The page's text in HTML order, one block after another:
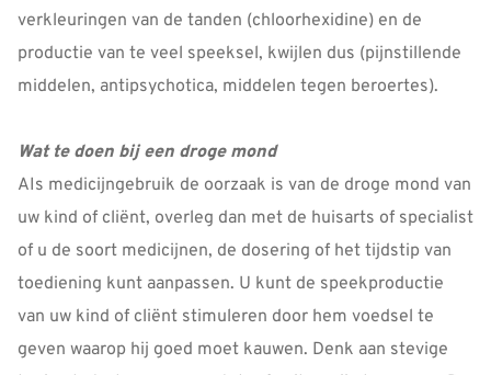
verkleuringen van de tanden (chloorhexidine) en de
productie van te veel speeksel, kwijlen dus (pijnstillende
middelen, antipsychotica, middelen tegen beroertes).
Wat te doen bij een droge mond
AIs medicijngebruik de oorzaak is van de droge mond van
uw kind of cliënt, overleg dan met de huisarts of specialist
of u de soort medicijnen, de dosering of het tijdstip van
toediening kunt aanpassen. U kunt de speekproductie
van uw kind of cliënt stimuleren door hem voedsel te
geven waarop hij goed moet kauwen. Denk aan stevige